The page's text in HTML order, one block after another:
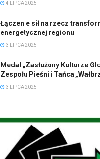
4 LIPCA 2025
Łączenie sił na rzecz
energetycznej regionu
3 LIPCA 2025
Medal „Zasłużony Kulturze
Zespołu Pieśni i Tańca
3 LIPCA 2025